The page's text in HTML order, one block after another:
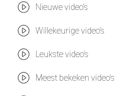
Nieuwe video's
Willekeurige video's
Leukste video's
Meest bekeken video's